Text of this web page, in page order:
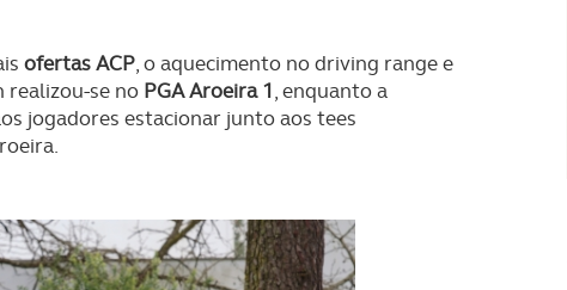
ofertas ACP, o aquecimento no driving range e
realizou-se no PGA Aroeira 1, enquanto a
jogadores estacionar junto aos tees